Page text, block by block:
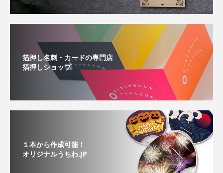
箔押し名刺・カードの専門店
箔押しショップ
１本から作成可能！
オリジナルうちわ.JP